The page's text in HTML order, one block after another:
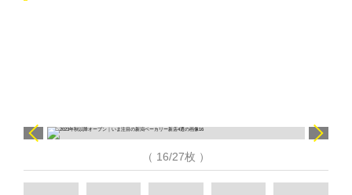
（ 16/27枚 ）